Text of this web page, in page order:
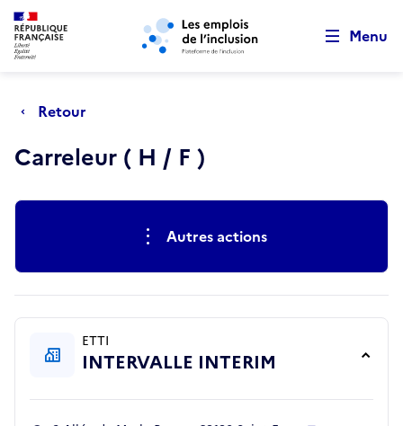
Aller au menu principal Aller au contenu principal
Menu
Retour
Carreleur ( H / F )
Actions rapidesAutres actions
ETTI
INTERVALLE INTERIM
Retour au début de la page
Panneau de gestion des cookies